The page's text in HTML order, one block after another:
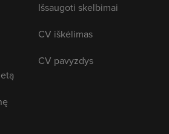
Išsaugoti skelbimai
CV iškėlimas
CV pavyzdys